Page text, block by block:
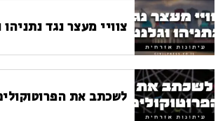
צוויי מעצר נגד נתניהו
לשכתב את